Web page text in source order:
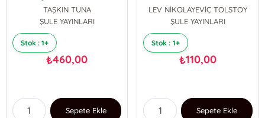
Öyküsü
TAŞKIN TUNA
ŞULE YAYINLARI
Stok : 1+
₺460,00
Sepete Ekle
LEV NİKOLAYEVİÇ TOLSTOY
ŞULE YAYINLARI
Stok : 1+
₺110,00
Sepete Ekle